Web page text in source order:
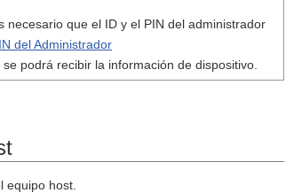
que el ID y el PIN del administrador
del Administrador
podrá recibir la información de dispositivo.
equipo host.